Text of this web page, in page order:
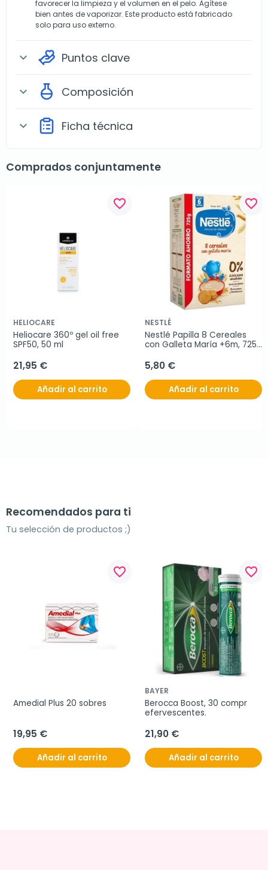
favorecer la limpieza y el volumen en el pelo. Agítese
bien antes de vaporizar. Este producto está fabricado
solo para uso externo.
expand_more Puntos clave
expand_more Composición
expand_more Ficha técnica
Comprados conjuntamente
favorite_border
HELIOCARE
Heliocare 360º gel oil free
SPF50, 50 ml
21,95 €
Añadir al carrito
favorite_border
NESTLÉ
Nestlé Papilla 8 Cereales
con Galleta María +6m, 725
5,80 €
Añadir al carrito
Recomendados para ti
Tu selección de productos ;)
favorite_border
Amedial Plus 20 sobres
19,95 €
Añadir al carrito
favorite_border
BAYER
Berocca Boost, 30 compr
efervescentes.
21,90 €
Añadir al carrito